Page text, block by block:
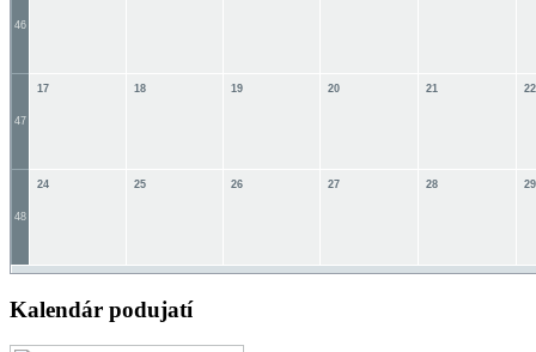
46
47
17 18 19 20 21 22
48
24 25 26 27 28 29
Kalendár podujatí